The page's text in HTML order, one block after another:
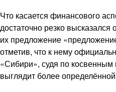
Что касается финансового
достаточно резко высказался
их предложение
отметив, что к нему
«Сибири», судя по косвенным
выглядит более